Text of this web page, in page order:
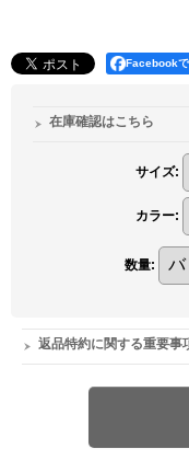
Facebook
在庫確認はこちら
サイズ:
カラー:
数量:
返品特約に関する重要事